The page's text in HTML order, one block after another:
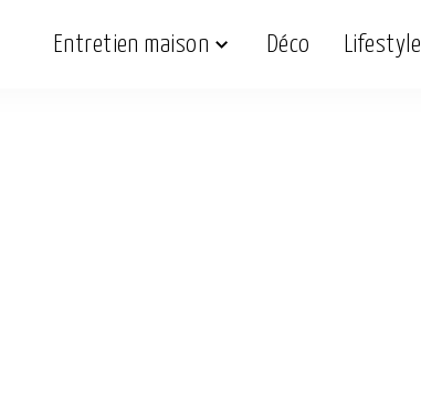
Entretien maison Déco Lifestyle